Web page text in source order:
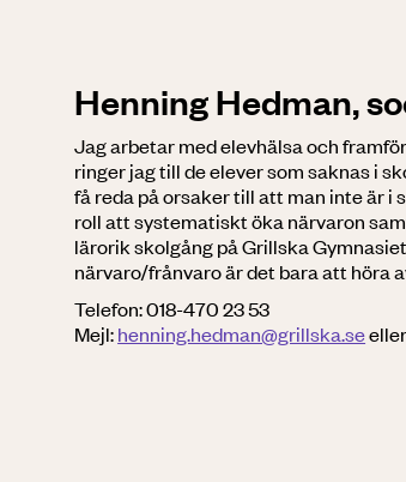
Henning Hedman,
Jag arbetar med elevhälsa och
ringer jag till de elever som saknas i
få reda på orsaker till att man inte är i
roll att systematiskt öka närvaron
lärorik skolgång på Grillska
närvaro/frånvaro är det bara att höra
Telefon: 018-470 23 53
Mejl:henning.hedman@grillska.se